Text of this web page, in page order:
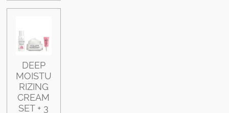
DEEP
MOISTU
RIZING
CREAM
SET + 3